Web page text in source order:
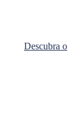
Descubra o